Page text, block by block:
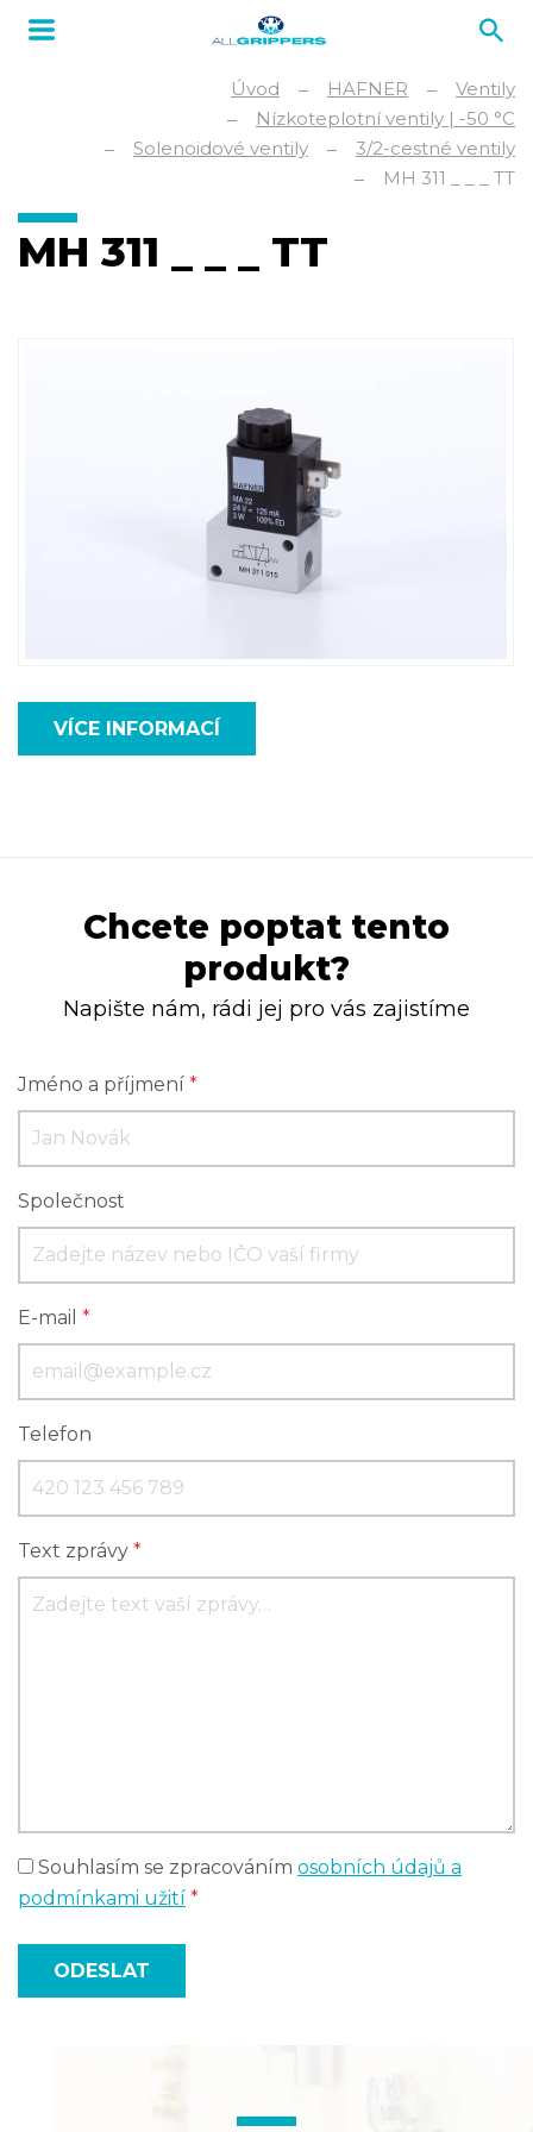
Úvod HAFNER
Ventily
Nízkoteplotní ventily | -50 °C
Solenoidové ventily
3/2-cestné ventily
MH 311 _ _ _ TT
MH 311 _ _ _ TT
VÍCE INFORMACÍ
Chcete poptat tento
produkt?
Napište nám, rádi jej pro vás zajistíme
Jméno a příjmení *
Společnost
E-mail *
Telefon
Text zprávy *
Souhlasím se zpracováním osobních údajů a
podmínkami užití *
ODESLAT